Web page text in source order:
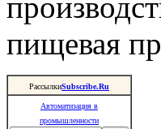
пищевая
РассылкиSubscribe.Ru
Автоматизация в
промышленности